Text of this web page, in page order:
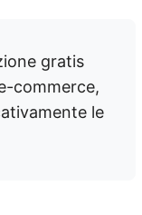
gratis
commerce,
le